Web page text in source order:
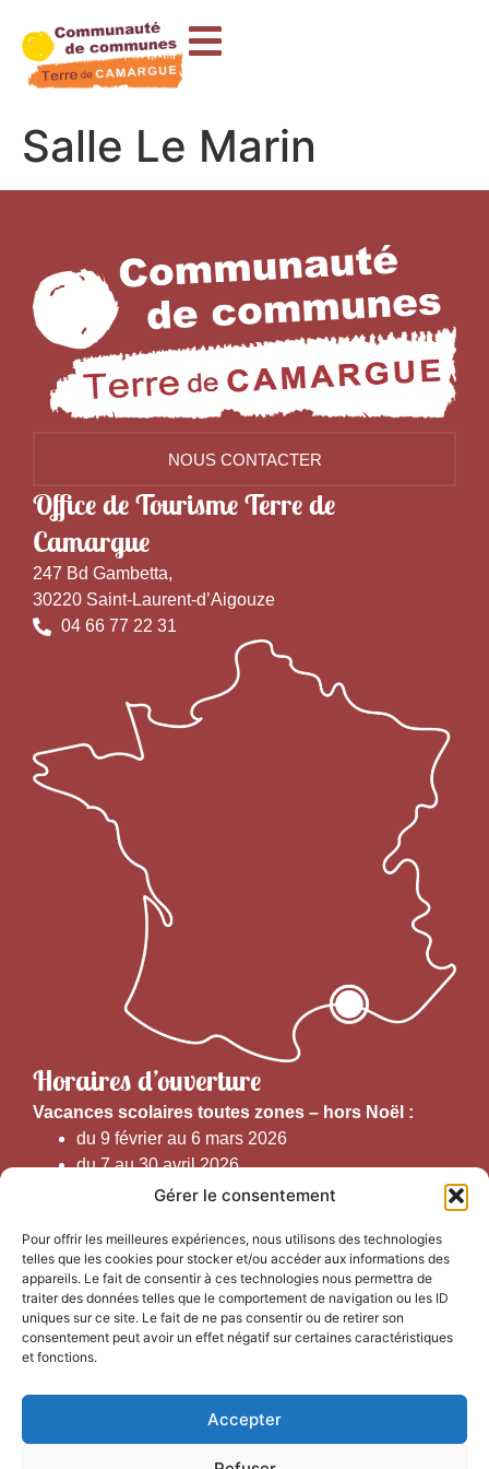
Gérer le consentement
Pour offrir les meilleures expériences, nous utilisons des technologies
telles que les cookies pour stocker et/ou accéder aux informations des
appareils. Le fait de consentir à ces technologies nous permettra de
traiter des données telles que le comportement de navigation ou les ID
uniques sur ce site. Le fait de ne pas consentir ou de retirer son
consentement peut avoir un effet négatif sur certaines caractéristiques
et fonctions.
Accepter
principal
Salle Le Marin
NOUS CONTACTER
Office de Tourisme Terre de
Camargue
247 Bd Gambetta,
30220 Saint-Laurent-d’Aigouze
04 66 77 22 31
Horaires d’ouverture
Vacances scolaires toutes zones – hors Noël :
du 9 février au 6 mars 2026
du 7 au 30 avril 2026
du 1er juin au 30 septembre 2026
Horaires d’ouverture au public :
Du 1er septembre au 30 juin 2026 (hors juillet et août)
du lundi au vendredi de 9h50 à 12h30 et de
Du 1er juillet au 31 août 2026